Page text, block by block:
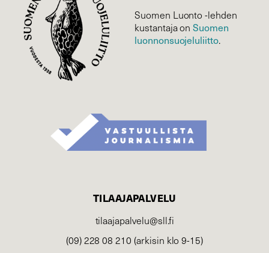
Suomen Luonto -lehden
kustantaja onSuomen
luonnonsuojelu­liitto.
TILAAJAPALVELU
tilaajapalvelu@sll.fi
(09) 228 08 210 (arkisin klo 9-15)